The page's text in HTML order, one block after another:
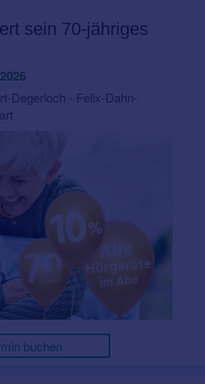
sein 70-jähriges
Degerloch - Felix-Dahn-
buchen